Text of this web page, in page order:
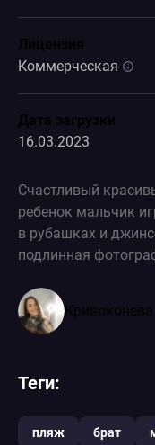
Лицензия
Коммерческая
Дата загрузки
16.03.2023
Счастливый
ребенок мальчик
в рубашках и
подлинная
Теги:
пляж брат